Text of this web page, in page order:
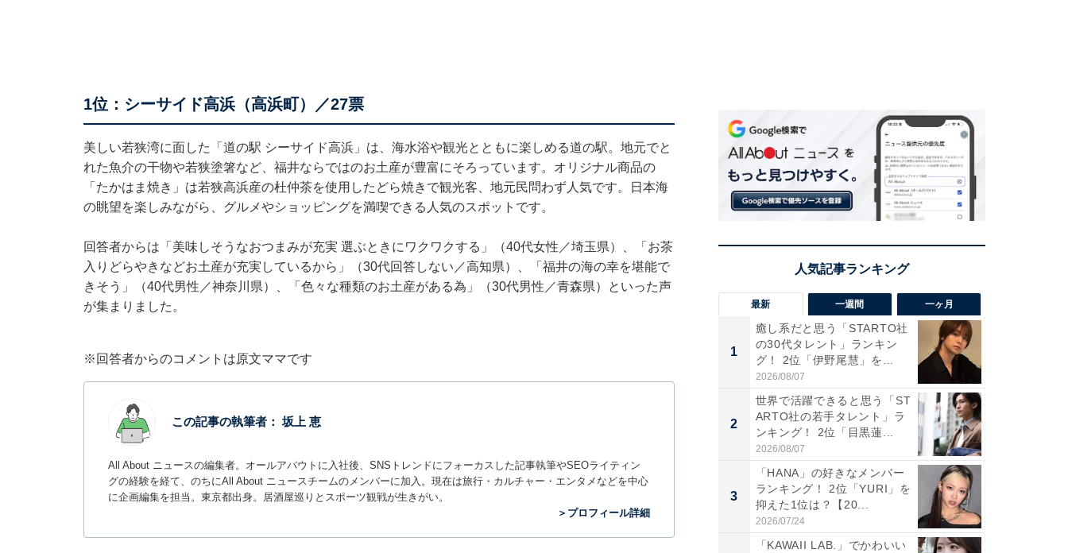
1位：シーサイド高浜（高浜町）／27票
美しい若狭湾に面した「道の駅 シーサイド高浜」は、海水浴や観光とともに楽しめる道の駅。地元でと
れた魚介の干物や若狭塗箸など、福井ならではのお土産が豊富にそろっています。オリジナル商品の
「たかはま焼き」は若狭高浜産の杜仲茶を使用したどら焼きで観光客、地元民問わず人気です。日本海
の眺望を楽しみながら、グルメやショッピングを満喫できる人気のスポットです。
回答者からは「美味しそうなおつまみが充実 選ぶときにワクワクする」（40代女性／埼玉県）、「お茶
入りどらやきなどお土産が充実しているから」（30代回答しない／高知県）、「福井の海の幸を堪能で
きそう」（40代男性／神奈川県）、「色々な種類のお土産がある為」（30代男性／青森県）といった声
が集まりました。
※回答者からのコメントは原文ママです
この記事の執筆者： 坂上 恵
All About ニュースの編集者。オールアバウトに入社後、SNSトレンドにフォーカスした記事執筆やSEOライティン
グの経験を経て、のちにAll About ニュースチームのメンバーに加入。現在は旅行・カルチャー・エンタメなどを中心
に企画編集を担当。東京都出身。居酒屋巡りとスポーツ観戦が生きがい。
＞プロフィール詳細
最新 一週間 一ヶ月
1
癒し系だと思う「STARTO社
の30代タレント」ランキン
グ！ 2位「伊野尾慧」を...
2026/08/07
2
世界で活躍できると思う「ST
ARTO社の若手タレント」ラ
ンキング！ 2位「目黒蓮...
2026/08/07
3
「HANA」の好きなメンバー
ランキング！ 2位「YURI」を
抑えた1位は？【20...
2026/07/24
「KAWAII LAB.」でかわいい